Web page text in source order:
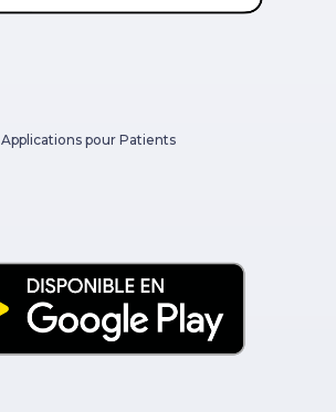
Applications pour Patients